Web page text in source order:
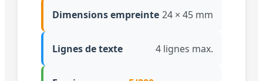
Dimensions empreinte 24 × 45 mm
Lignes de texte 4 lignes max.